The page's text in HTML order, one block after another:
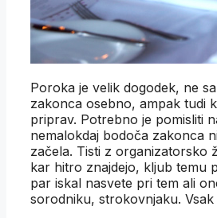
Poroka je velik dogodek, ne
zakonca osebno, ampak tudi
priprav. Potrebno je pomisliti
nemalokdaj bodoča zakonca
začela. Tisti z organizatorsko
kar hitro znajdejo, kljub temu
par iskal nasvete pri tem ali
sorodniku, strokovnjaku.